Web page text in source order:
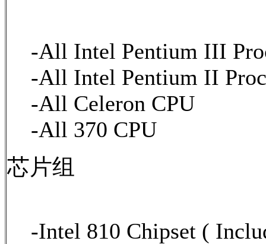
-All Intel Pentium III
-All Intel Pentium II
-All Celeron CPU
-All 370 CPU
芯片组
-Intel 810 Chipset (